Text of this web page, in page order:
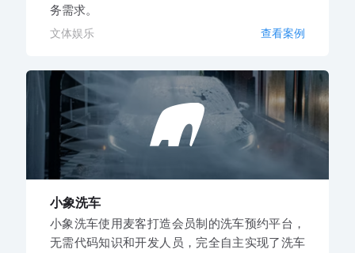
务需求。
文体娱乐 查看案例
小象洗车
小象洗车使用麦客打造会员制的洗车预约平台，
无需代码知识和开发人员，完全自主实现了洗车